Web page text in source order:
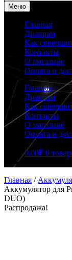
Меню
Главная
Дилерам
Как
Контакты
О магазине
Оплата и
Главная
Дилерам
Как
Контакты
О магазине
Оплата и
0.00₽ 0
Главная /
Аккумулятор для
DUO)
Распродажа!